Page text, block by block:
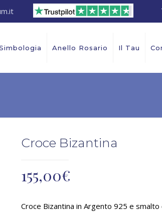
Anello Rosario Il Tau
Croce Bizantina
155,00€
Croce Bizantina in Argento 925 e